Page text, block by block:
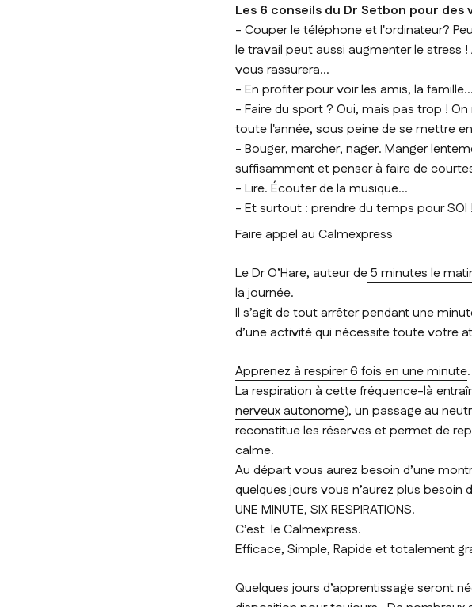
Les 6 conseils du Dr Setbon pour des
- Couper le téléphone et l'ordinateur?
le travail peut aussi augmenter le stress
vous rassurera...
- En profiter pour voir les amis, la
- Faire du sport ? Oui, mais pas trop !
toute l'année, sous peine de se mettre
- Bouger, marcher, nager. Manger
suffisamment et penser à faire de
- Lire. Écouter de la musique...
- Et surtout : prendre du temps pour SOI !
Faire appel au Calmexpress
Le Dr O’Hare, auteur de5 minutes le
la journée.
Il s’agit de tout arrêter pendant une
d’une activité qui nécessite toute votre
Apprenez à respirer 6 fois en une minute.
La respiration à cette fréquence-là
nerveux autonome), un passage au
reconstitue les réserves et permet de
calme.
Au départ vous aurez besoin d’une
quelques jours vous n’aurez plus besoin
UNE MINUTE, SIX RESPIRATIONS.
C’est le Calmexpress.
Efficace, Simple, Rapide et totalement
Quelques jours d’apprentissage seront